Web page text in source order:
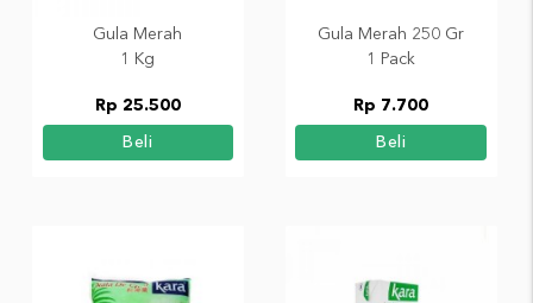
Gula Merah
1 Kg
Rp 25.500
Beli
Gula Merah 250 Gr
1 Pack
Rp 7.700
Beli